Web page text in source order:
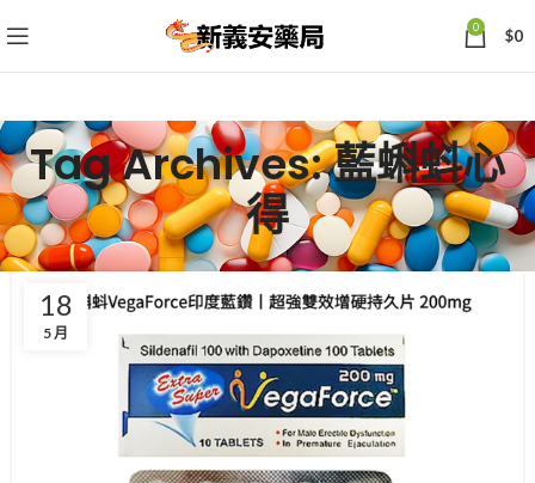
0 $0
Tag Archives: 藍蝌蚪心
得
18
5 月